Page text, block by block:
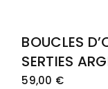
BOUCLES
SERTIES
59,00 €